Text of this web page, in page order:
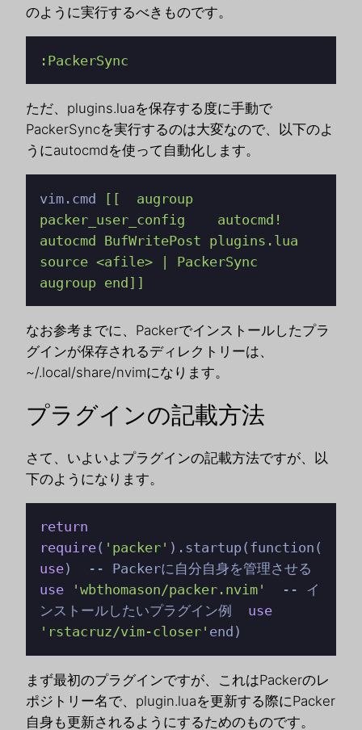
のように実行するべきものです。
:PackerSync
ただ、plugins.luaを保存する度に手動で
PackerSyncを実行するのは大変なので、以下のよ
うにautocmdを使って自動化します。
vim.cmd
[[  augroup
packer_user_config    autocmd!
autocmd BufWritePost plugins.lua
source <afile> | PackerSync
augroup end]]
なお参考までに、Packerでインストールしたプラ
グインが保存されるディレクトリーは、
~/.local/share/nvimになります。
プラグインの記載方法
さて、いよいよプラグインの記載方法ですが、以
下のようになります。
return
require( 'packer' ).startup(function(
use
use
'wbthomason/packer.nvim'
  -- イ
ンストールしたいプラグイン例 use
'rstacruz/vim-closer' end)
まず最初のプラグインですが、これはPackerのレ
ポジトリー名で、plugin.luaを更新する際にPacker
自身も更新されるようにするためのものです。